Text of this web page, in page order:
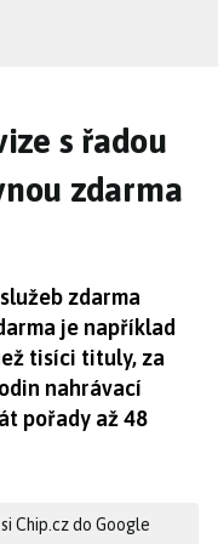
s řadou
zdarma
zdarma
je například
tisíci tituly, za
nahrávací
pořady až 48
Chip.cz do Google